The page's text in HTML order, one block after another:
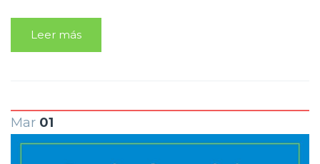
Leer más
Mar 01